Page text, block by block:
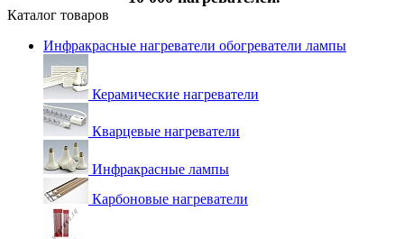
Каталог товаров
Инфракрасные нагреватели обогреватели лампы
Керамические нагреватели
Кварцевые нагреватели
Инфракрасные лампы
Карбоновые нагреватели